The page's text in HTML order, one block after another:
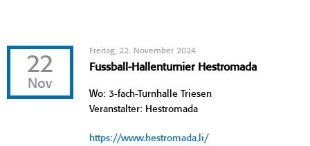
22
Nov
Freitag, 22. November 2024
Fussball-Hallenturnier Hestromada
Wo: 3-fach-Turnhalle Triesen
Veranstalter: Hestromada
https://www.hestromada.li/